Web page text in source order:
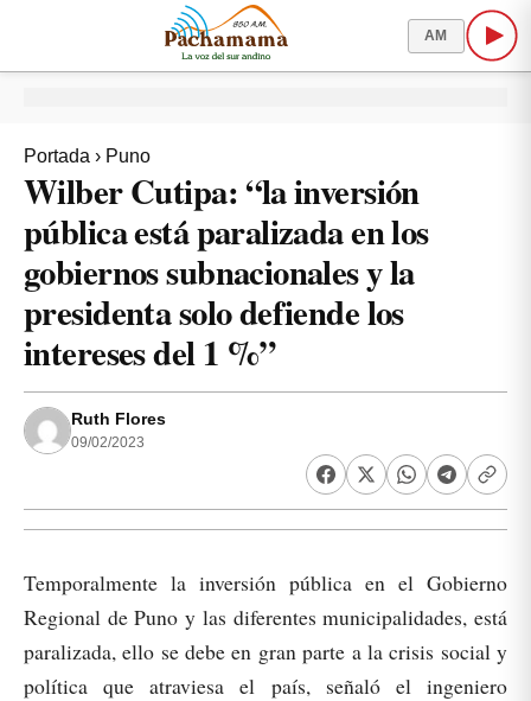
AM
Portada › Puno
Wilber Cutipa: “la inversión
pública está paralizada en los
gobiernos subnacionales y la
presidenta solo defiende los
intereses del 1 %”
Ruth Flores
09/02/2023
Temporalmente la inversión pública en el Gobierno
Regional de Puno y las diferentes municipalidades, está
paralizada, ello se debe en gran parte a la crisis social y
política que atraviesa el país, señaló el ingeniero